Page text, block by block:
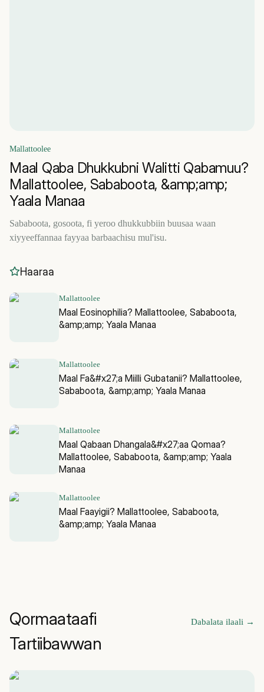
Mallattoolee
Maal Qaba Dhukkubni Walitti Qabamuu?
Mallattoolee, Sababoota, &amp;amp;
Yaala Manaa
Sababoota, gosoota, fi yeroo dhukkubbiin buusaa waan
xiyyeeffannaa fayyaa barbaachisu mul'isu.
Haaraa
Mallattoolee
Maal Eosinophilia? Mallattoolee, Sababoota,
&amp;amp; Yaala Manaa
Mallattoolee
Maal Fa&#x27;a Miilli Gubatanii? Mallattoolee,
Sababoota, &amp;amp; Yaala Manaa
Mallattoolee
Maal Qabaan Dhangala&#x27;aa Qomaa?
Mallattoolee, Sababoota, &amp;amp; Yaala
Manaa
Mallattoolee
Maal Faayigii? Mallattoolee, Sababoota,
&amp;amp; Yaala Manaa
Qormaataafi
Tartiibawwan
Dabalata ilaali →